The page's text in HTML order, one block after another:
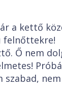
a kettő
felnőttekre!
Ő nem
szabad,